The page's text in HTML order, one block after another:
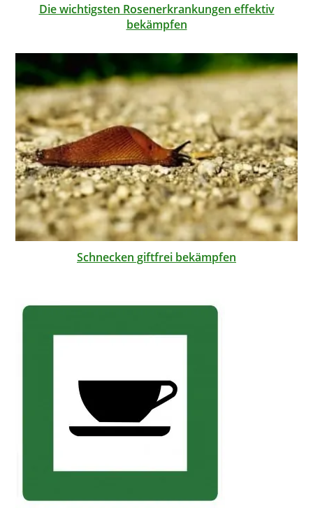
Die wichtigsten Rosenerkrankungen effektiv
bekämpfen
Schnecken giftfrei bekämpfen